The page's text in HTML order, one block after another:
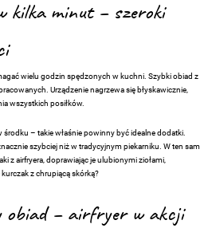
kilka minut – szeroki
wielu godzin spędzonych w kuchni. Szybki obiad z
Urządzenie nagrzewa się błyskawicznie,
wszystkich posiłków.
środku – takie właśnie powinny być idealne dodatki.
szybciej niż w tradycyjnym piekarniku. W ten sam
z airfryera, doprawiając je ulubionymi ziołami,
z chrupiącą skórką?
obiad – airfryer w akcji